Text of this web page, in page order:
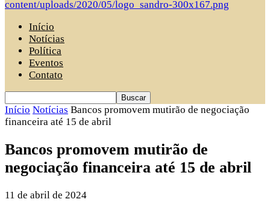
Início
Notícias
Política
Eventos
Contato
Início Notícias Bancos promovem mutirão de negociação
financeira até 15 de abril
Bancos promovem mutirão de
negociação financeira até 15 de abril
11 de abril de 2024